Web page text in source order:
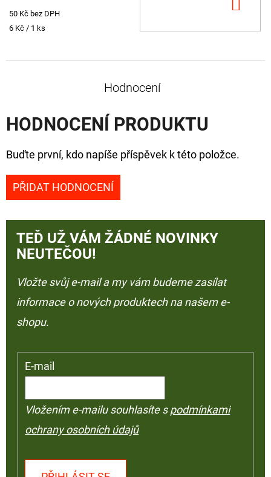
50 Kč bez DPH
Měrná
6 Kč / 1 ks
Hodnocení
HODNOCENÍ PRODUKTU
Buďte první, kdo napíše příspěvek k této položce.
PŘIDAT HODNOCENÍ
TEĎ UŽ VÁM ŽÁDNÉ NOVINKY
NEUTEČOU!
Vložte svůj e-mail a my vám budeme zasílat
informace o nových produktech na našem e-
shopu.
E-mail
Vložením e-mailu souhlasíte spodmínkami
ochrany osobních údajů